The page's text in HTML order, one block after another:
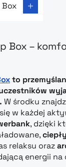
Box –
to
W środku
w każdej
, dzięki
relaksu oraz
energii na